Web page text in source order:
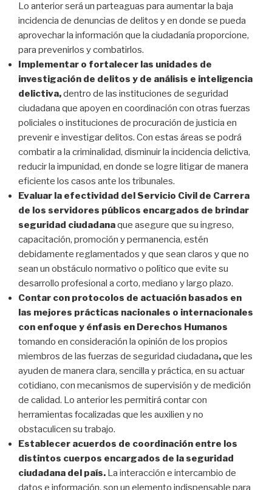
Lo anterior será un parteaguas para aumentar la baja
incidencia de denuncias de delitos y en donde se pueda
aprovechar la información que la ciudadanía proporcione,
para prevenirlos y combatirlos.
Implementar o fortalecer las unidades de
investigación de delitos y de análisis e inteligencia
delictiva,dentro de las instituciones de seguridad
ciudadana que apoyen en coordinación con otras fuerzas
policiales o instituciones de procuración de justicia en
prevenir e investigar delitos. Con estas áreas se podrá
combatir a la criminalidad, disminuir la incidencia delictiva,
reducir la impunidad, en donde se logre litigar de manera
eficiente los casos ante los tribunales.
Evaluar la efectividad del Servicio Civil de Carrera
de los servidores públicos encargados de brindar
seguridad ciudadanaque asegure que su ingreso,
capacitación, promoción y permanencia, estén
debidamente reglamentados y que sean claros y que no
sean un obstáculo normativo o político que evite su
desarrollo profesional a corto, mediano y largo plazo.
Contar con protocolos de actuación basados en
las mejores prácticas nacionales o internacionales
con enfoque y énfasis en Derechos Humanos
tomando en consideración la opinión de los propios
miembros de las fuerzas de seguridad ciudadana,que les
ayuden de manera clara, sencilla y práctica, en su actuar
cotidiano, con mecanismos de supervisión y de medición
de calidad. Lo anterior les permitirá contar con
herramientas focalizadas que les auxilien y no
obstaculicen su trabajo.
Establecer acuerdos de coordinación entre los
distintos cuerpos encargados de la seguridad
ciudadana del país. La interacción e intercambio de
datos e información, son un elemento indispensable para